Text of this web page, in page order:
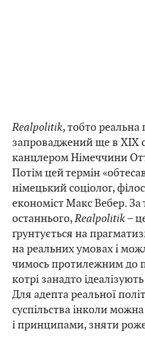
Realpolitik, тобто реальна
запроваджений ще в ХІХ
канцлером Німеччини
Потім цей термін
німецький соціолог,
економіст Макс Вебер.
останнього,Realpolitik–
ґрунтується на
на реальних умовах і
чимось протилежним до
котрі занадто
Для адепта реальної
суспільства інколи
і принципами, зняти